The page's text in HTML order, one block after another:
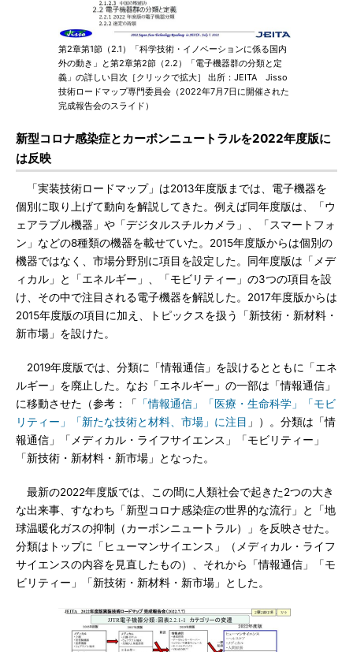
第2章第1節（2.1）「科学技術・イノベーションに係る国内
外の動き」と第2章第2節（2.2）「電子機器群の分類と定
義」の詳しい目次［クリックで拡大］ 出所：JEITA Jisso
技術ロードマップ専門委員会（2022年7月7日に開催された
完成報告会のスライド）
新型コロナ感染症とカーボンニュートラルを2022年度版に
は反映
「実装技術ロードマップ」は2013年度版までは、電子機器を
個別に取り上げて動向を解説してきた。例えば同年度版は、「ウ
ェアラブル機器」や「デジタルスチルカメラ」、「スマートフォ
ン」などの8種類の機器を載せていた。2015年度版からは個別の
機器ではなく、市場分野別に項目を設定した。同年度版は「メデ
ィカル」と「エネルギー」、「モビリティー」の3つの項目を設
け、その中で注目される電子機器を解説した。2017年度版からは
2015年度版の項目に加え、トピックスを扱う「新技術・新材料・
新市場」を設けた。
2019年度版では、分類に「情報通信」を設けるとともに「エネ
ルギー」を廃止した。なお「エネルギー」の一部は「情報通信」
に移動させた（参考：「
「情報通信」「医療・生命科学」「モビ
リティー」「新たな技術と材料、市場」に注目 」）。分類は「情
報通信」「メディカル・ライフサイエンス」「モビリティー」
「新技術・新材料・新市場」となった。
最新の2022年度版では、この間に人類社会で起きた2つの大き
な出来事、すなわち「新型コロナ感染症の世界的な流行」と「地
球温暖化ガスの抑制（カーボンニュートラル）」を反映させた。
分類はトップに「ヒューマンサイエンス」（メディカル・ライフ
サイエンスの内容を見直したもの）、それから「情報通信」「モ
ビリティー」「新技術・新材料・新市場」とした。